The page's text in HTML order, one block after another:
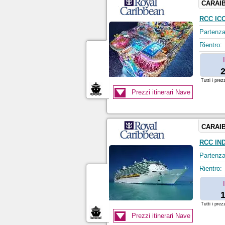
RCC
Rientro:
Prezzi itinerari Nave
Tutti i
RCC
Rientro:
Prezzi itinerari Nave
Tutti i